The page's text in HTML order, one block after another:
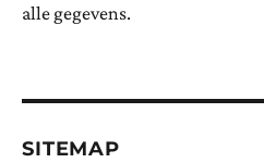
alle gegevens.
SITEMAP